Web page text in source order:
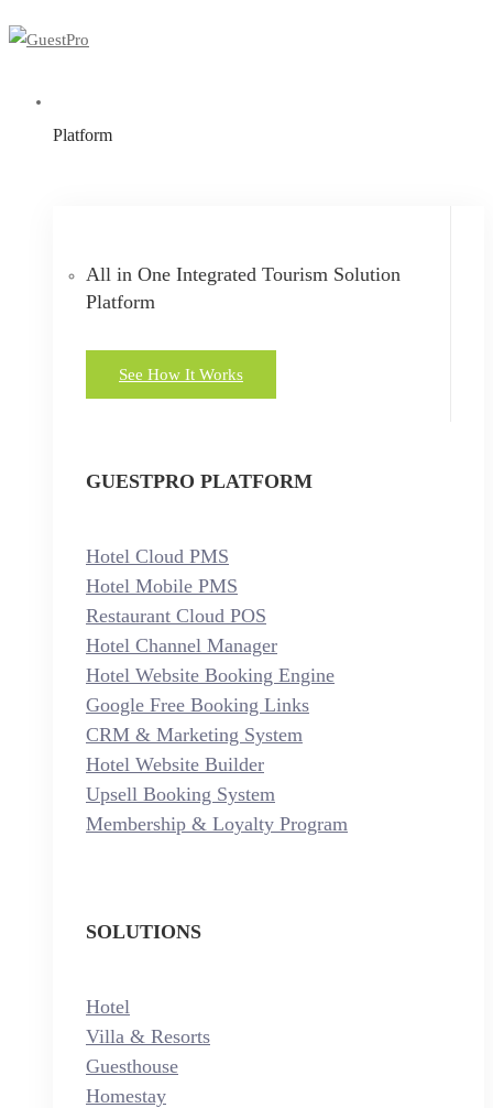
Platform
All in One Integrated Tourism Solution
Platform
See How It Works
GUESTPRO PLATFORM
Hotel Cloud PMS
Hotel Mobile PMS
Restaurant Cloud POS
Hotel Channel Manager
Hotel Website Booking Engine
Google Free Booking Links
CRM & Marketing System
Hotel Website Builder
Upsell Booking System
Membership & Loyalty Program
SOLUTIONS
Hotel
Villa & Resorts
Guesthouse
Homestay